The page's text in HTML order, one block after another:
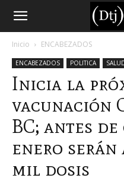
Diario
Tijuana
Inicio ENCABEZADOS
ENCABEZADOS POLITICA
Inicia la
vacunación
BC; antes
enero serán
mil dosis